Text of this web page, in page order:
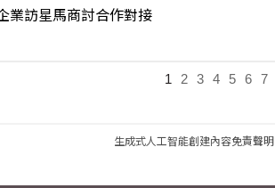
業訪星馬商討合作對接
1 2 3 4 5 6 7
生成式人工智能創建內容免責聲明